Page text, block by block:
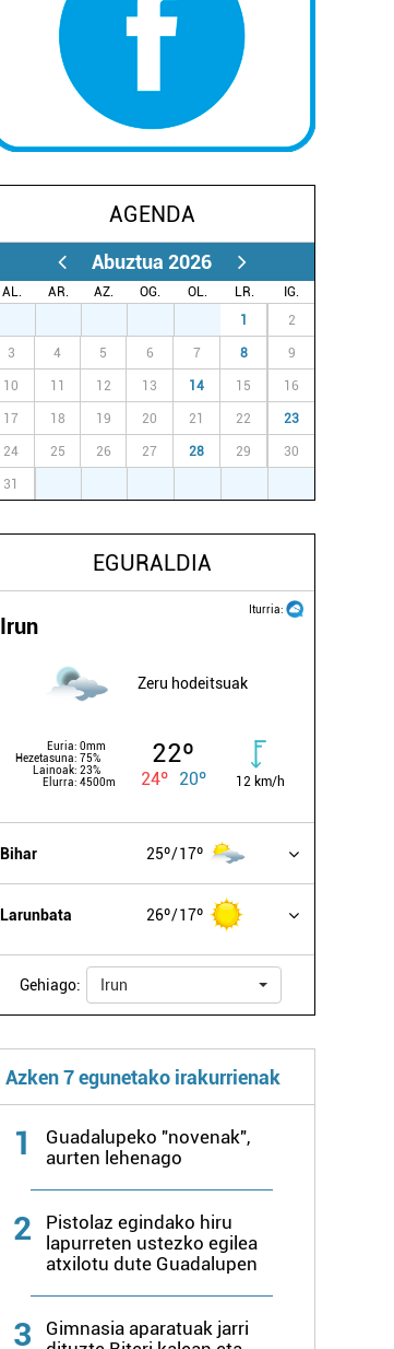
AGENDA
Abuztua 2026
AL. AR. AZ. OG. OL. LR.
IG.
1 2
3 4 5 6 7 8 9
10 11 12 13 14 15 16
17 18 19 20 21 22 23
24 25 26 27 28 29 30
31
EGURALDIA
Iturria:
Irun
Zeru hodeitsuak
Euria: 0mm
Hezetasuna: 75%
Lainoak: 23%
Elurra: 4500m
22º
24º 20º 12 km/h
Bihar 25º 17º
Larunbata 26º 17º
Gehiago: Irun
Azken 7 egunetako irakurrienak
1
Guadalupeko "novenak",
aurten lehenago
2
Pistolaz egindako hiru
lapurreten ustezko egilea
atxilotu dute Guadalupen
3
Gimnasia aparatuak jarri